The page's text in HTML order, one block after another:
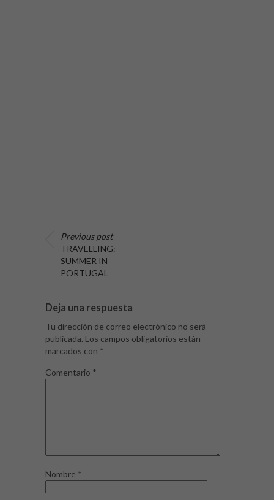
Previous post
TRAVELLING:
SUMMER IN
PORTUGAL
Deja una respuesta
Tu dirección de correo electrónico no será
publicada. Los campos obligatorios están
marcados con *
Comentario *
Nombre *